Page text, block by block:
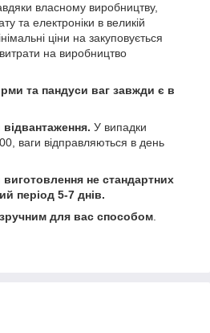
власному виробництву,
та електроніки в великій
ціни на закуповується
витрати на виробництво
та пандуси ваг завжди є в
відвантаження. У випадки
ваги відправляються в день
виготовлення не стандартних
період 5-7 днів.
для вас способом.